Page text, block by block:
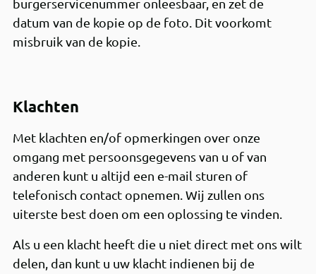
burgerservicenummer onleesbaar, en zet de
datum van de kopie op de foto. Dit voorkomt
misbruik van de kopie.
Klachten
Met klachten en/of opmerkingen over onze
omgang met persoonsgegevens van u of van
anderen kunt u altijd een e-mail sturen of
telefonisch contact opnemen. Wij zullen ons
uiterste best doen om een oplossing te vinden.
Als u een klacht heeft die u niet direct met ons wilt
delen, dan kunt u uw klacht indienen bij de